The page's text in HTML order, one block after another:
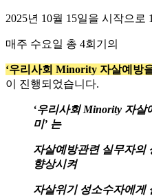
2025년 10월 15일을 시작으로
매주 수요일 총 4회기의
‘우리사회 Minority 자살예방
이 진행되었습니다.
‘우리사회 Minority 자
미’ 는
자살예방관련 실무자의
향상시켜
자살위기 성소수자에게